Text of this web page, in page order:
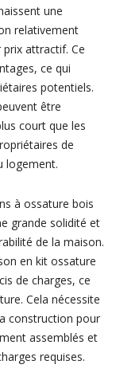
une
relativement
attractif. Ce
ce qui
potentiels.
être
court que les
de
logement.
à ossature bois
grande solidité et
de la maison.
en kit ossature
de charges, ce
Cela nécessite
construction pour
assemblés et
requises.